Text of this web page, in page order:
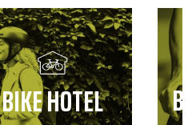
BIKE HOTEL